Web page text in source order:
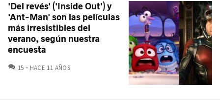
'Del revés' ('Inside Out') y
'Ant-Man' son las películas
más irresistibles del
verano, según nuestra
encuesta
15 COMENTARIOS
HACE 11 AÑOS